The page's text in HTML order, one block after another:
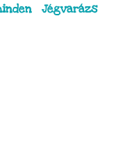
Jégvarázs